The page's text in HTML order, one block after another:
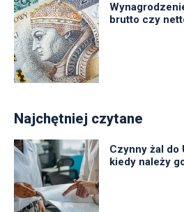
brutto czy
Najchętniej czytane
Czynny żal do
kiedy należy